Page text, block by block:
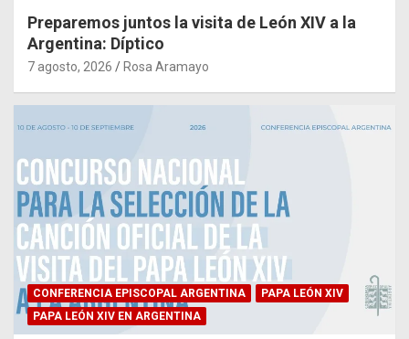
Preparemos juntos la visita de León XIV a la
Argentina: Díptico
7 agosto, 2026 Rosa Aramayo
CONFERENCIA EPISCOPAL ARGENTINA
PAPA LEÓN XIV
PAPA LEÓN XIV EN ARGENTINA